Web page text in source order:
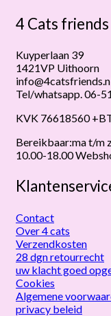
4 Cats friends
Kuyperlaan 39
1421VP Uithoorn
Tel/whatsapp. 06-
KVK 76618560
Bereikbaar:ma t/m
10.00-18.00
Contact
Over 4 cats
Verzendkosten
28 dgn retourrecht
uw klacht goed
Cookies
Algemene
privacy beleid